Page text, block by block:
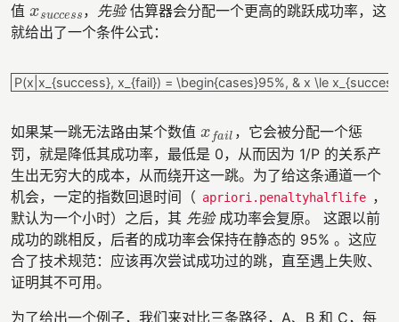
值 xsuccess
xsuccess， 先验估算器会分配一个更高的跳跃成功率，这
就给出了一个条件公式：
P(x|x_{success}, x_{fail}) = \begin{cases}95%, & x \le
P(x|x_{success}, x_{fail}) = \begin{cases}95%, & x \le
如果某一跳无法路由某个数值 x fail
xfail ，它会被分配一个惩
罚，就是降低其成功率，最低是 0，从而因为 1/P 的关系产
生出无穷大的成本，从而绕开这一跳。为了给这条通道一个
机会，一定的指数回退时间（ apriori.penaltyhalflife ，
默认为一个小时）之后，其 先验成功率会复原。 这跟以前
成功的跳相反，后者的成功率会保持在静态的 95% 。这应
合了技术规范：应该再次尝试成功过的跳，直至遇上失败、
证明其不可用。
为了给出一个例子，我们来对比三条路径，A、B 和 C，每